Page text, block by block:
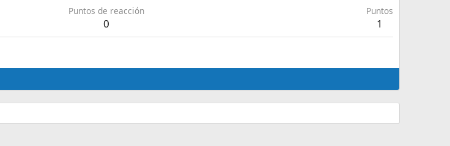
Puntos de reacción
0
Puntos
1